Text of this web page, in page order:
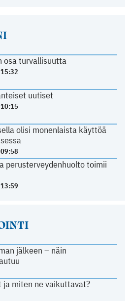
osa turvallisuutta
uutiset
olisi monenlaista käyttöä
perusterveydenhuolto toimii
jälkeen – näin
miten ne vaikuttavat?